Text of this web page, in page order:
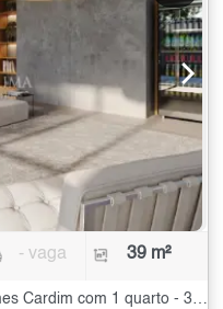
- vaga 39 m²
Apartamento à Venda na Vila Gomes Cardim com 1 quarto - 39 m²